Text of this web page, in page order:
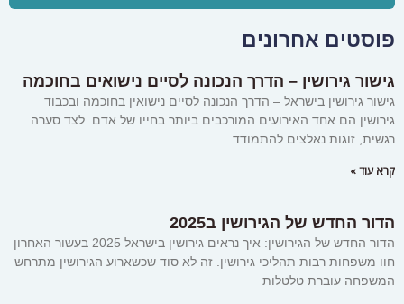
פוסטים אחרונים
גישור גירושין – הדרך הנכונה לסיים נישואים בחוכמה
גישור גירושין בישראל – הדרך הנכונה לסיים נישואין בחוכמה ובכבוד
גירושין הם אחד האירועים המורכבים ביותר בחייו של אדם. לצד סערה
רגשית, זוגות נאלצים להתמודד
קרא עוד »
הדור החדש של הגירושין ב2025
הדור החדש של הגירושין: איך נראים גירושין בישראל 2025 בעשור האחרון
חוו משפחות רבות תהליכי גירושין. זה לא סוד שכשארוע הגירושין מתרחש
המשפחה עוברת טלטלות